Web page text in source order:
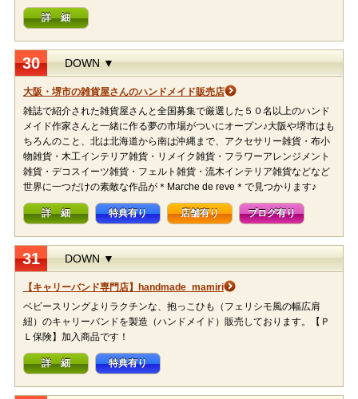
詳 細
30 DOWN ▼
大阪・堺市の雑貨屋さんのハンドメイド販売店
雑誌で紹介された雑貨屋さんと全国募集で厳選した５０名以上のハンド
メイド作家さんと一緒に作る夢の市場がついにオープン♪大阪や堺市はも
ちろんのこと、北は北海道から南は沖縄まで、アクセサリー雑貨・布小
物雑貨・木工インテリア雑貨・リメイク雑貨・フラワーアレンジメント
雑貨・デコスイーツ雑貨・フェルト雑貨・流木インテリア雑貨などなど
世界に一つだけの素敵な作品が＊Marche de reve＊で見つかります♪
詳 細 特典有り 店舗有り ブログ有り
31 DOWN ▼
【キャリーバンド専門店】handmade_mamiri
ベビースリングよりラクチンな、抱っこひも（フェリシモ風の幅広肩
紐）のキャリーバンドを製造（ハンドメイド）販売しております。【Ｐ
Ｌ保険】加入商品です！
詳 細 特典有り